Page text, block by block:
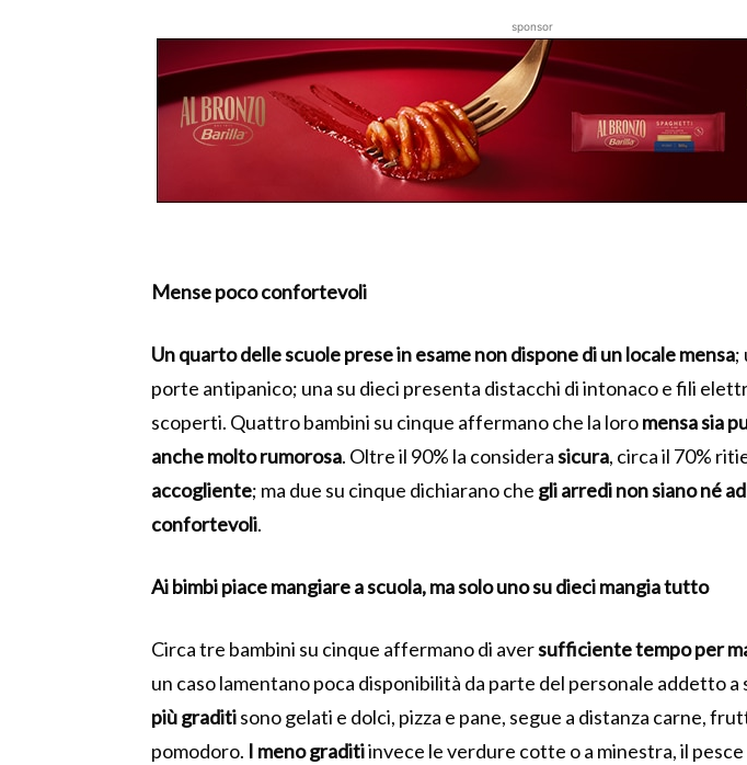
sponsor
Mense poco confortevoli
Un quarto delle scuole prese in esame non dispone di un locale mensa;
porte antipanico; una su dieci presenta distacchi di intonaco e fili
scoperti. Quattro bambini su cinque affermano che la loromensa sia
anche molto rumorosa. Oltre il 90% la considerasicura, circa il 70%
accogliente; ma due su cinque dichiarano che gli arredi non siano né
confortevoli.
Ai bimbi piace mangiare a scuola, ma solo uno su dieci mangia tutto
Circa tre bambini su cinque affermano di aversufficiente tempo per
un caso lamentano poca disponibilità da parte del personale addetto a
più graditisono gelati e dolci, pizza e pane, segue a distanza carne,
pomodoro. I meno graditiinvece le verdure cotte o a minestra, il